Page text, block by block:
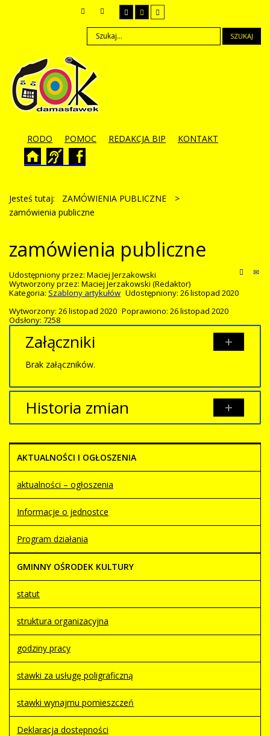
SZUKAJ
RODO POMOC REDAKCJA BIP KONTAKT
Jesteś tutaj: ZAMÓWIENIA PUBLICZNE
>
zamówienia publiczne
zamówienia publiczne
Udostępniony przez: Maciej Jerzakowski
Wytworzony przez: Maciej Jerzakowski (Redaktor)
Kategoria: Szablony artykułów Udostępniony: 26 listopad 2020
Wytworzony: 26 listopad 2020 Poprawiono: 26 listopad 2020
Odsłony: 7258
Załączniki
Brak załączników.
Historia zmian
Artykuł
został
utworzony.
czwartek,
26 listopad
2020 22:10
Jerzakowski
AKTUALNOŚCI I OGŁOSZENIA
aktualności – ogłoszenia
Informacje o jednostce
Program działania
GMINNY OŚRODEK KULTURY
statut
struktura organizacyjna
godziny pracy
stawki za usługę poligraficzną
stawki wynajmu pomieszczeń
Deklaracja dostępności